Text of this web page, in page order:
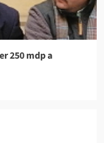
250 mdp a